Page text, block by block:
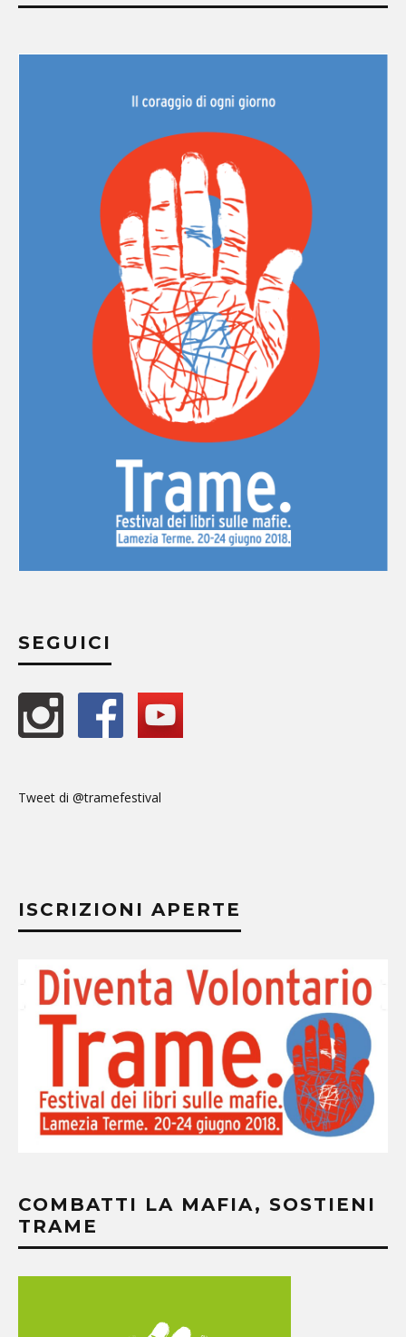
SEGUICI
Tweet di @tramefestival
ISCRIZIONI APERTE
COMBATTI LA MAFIA, SOSTIENI
TRAME